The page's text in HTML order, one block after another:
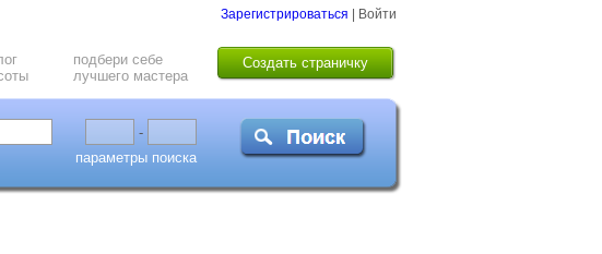
Зарегистрироваться Войти
подбери себе
лучшего мастера
Создать страничку
-
параметры поиска